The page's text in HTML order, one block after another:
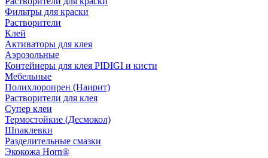
Фильтры для краски
Растворители
Клей
Активаторы для клея
Аэрозольные
Контейнеры для клея PIDIGI и кисти
Мебельные
Полихлоропрен (Наирит)
Растворители для клея
Супер клеи
Термостойкие (Десмокол)
Шпаклевки
Разделительные смазки
Экокожа Horn®